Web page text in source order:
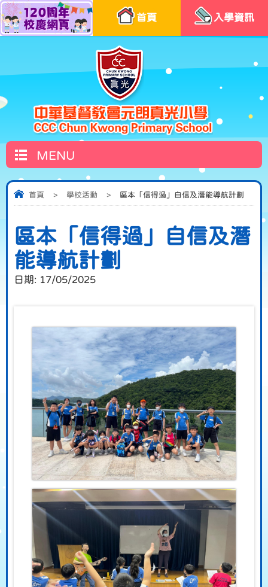
首頁 入學資訊
MENU
首頁 > 學校活動 > 區本「信得過」自信及潛能導航計劃
區本「信得過」自信及潛
能導航計劃
日期: 17/05/2025